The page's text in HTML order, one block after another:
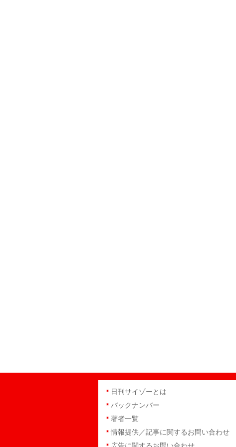
日刊サイゾーとは
バックナンバー
著者一覧
情報提供／記事に関するお問い合わせ